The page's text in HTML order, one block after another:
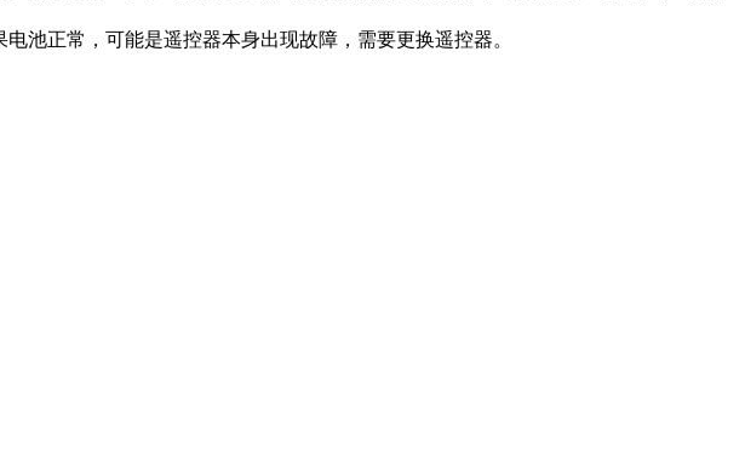
池正常，可能是遥控器本身出现故障，需要更换遥控器。